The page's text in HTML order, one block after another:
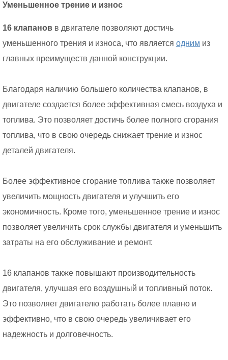
Уменьшенное трение и износ
16 клапанов в двигателе позволяют достичь
уменьшенного трения и износа, что является одним из
главных преимуществ данной конструкции.
Благодаря наличию большего количества клапанов, в
двигателе создается более эффективная смесь воздуха и
топлива. Это позволяет достичь более полного сгорания
топлива, что в свою очередь снижает трение и износ
деталей двигателя.
Более эффективное сгорание топлива также позволяет
увеличить мощность двигателя и улучшить его
экономичность. Кроме того, уменьшенное трение и износ
позволяет увеличить срок службы двигателя и уменьшить
затраты на его обслуживание и ремонт.
16 клапанов также повышают производительность
двигателя, улучшая его воздушный и топливный поток.
Это позволяет двигателю работать более плавно и
эффективно, что в свою очередь увеличивает его
надежность и долговечность.